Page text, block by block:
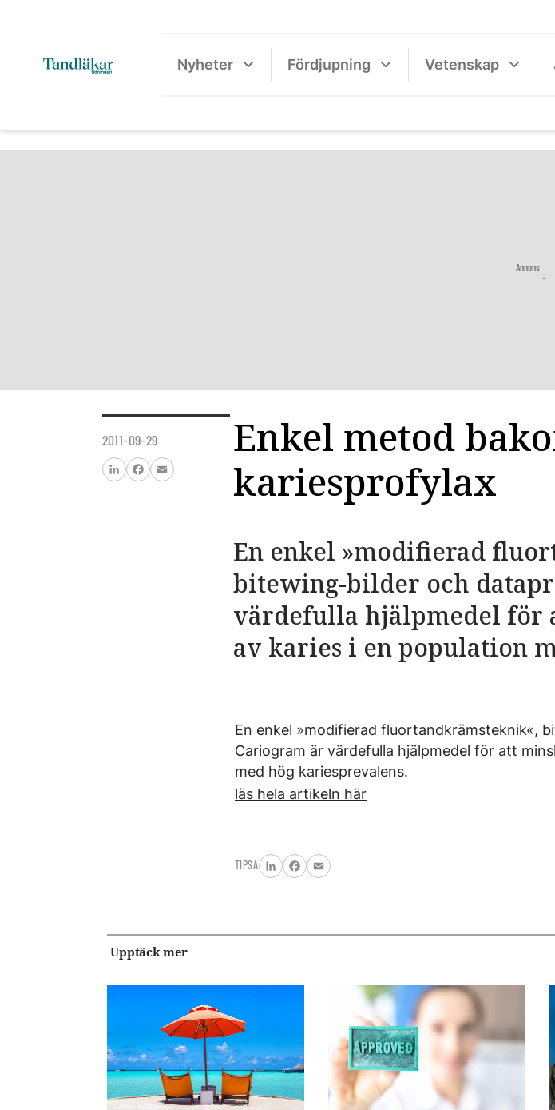
Nyheter Fördjupning Vetenskap
Annons
2011-09-29
FacebookEmail
Enkel metod
kariesprofylax
En enkel »modifierad
bitewing-bilder och
värdefulla hjälpmedel för
av karies i en population
En enkel »modifierad fluortandkrämsteknik«,
Cariogram är värdefulla hjälpmedel för att
med hög kariesprevalens.
läs hela artikeln här
TIPSA
LinkedInFacebook
Email
Upptäck mer